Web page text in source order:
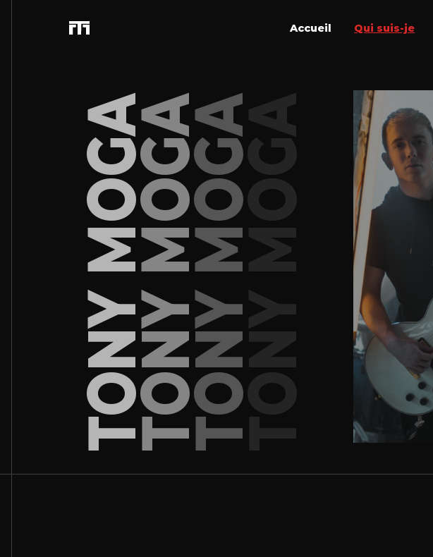
Accueil Qui suis-je
TONY MOGATONY MOGATONY MOGATONY MOGA